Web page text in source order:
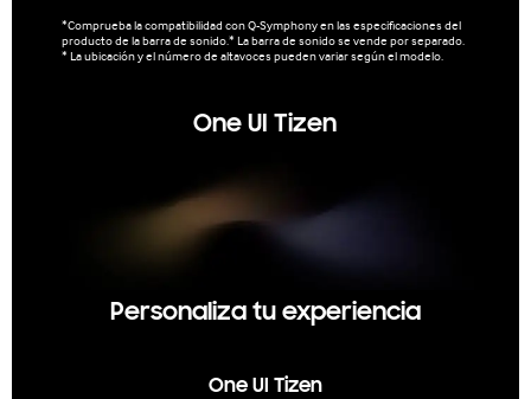
*Comprueba la compatibilidad con Q-Symphony en las especificaciones del
producto de la barra de sonido.* La barra de sonido se vende por separado.
* La ubicación y el número de altavoces pueden variar según el modelo.
One UI Tizen
Personaliza tu experiencia
One UI Tizen